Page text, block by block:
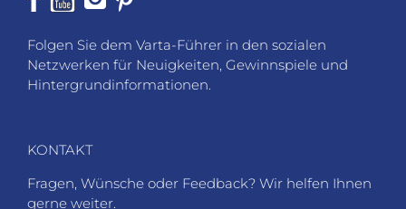
Folgen Sie dem Varta-Führer in den sozialen
Netzwerken für Neuigkeiten, Gewinnspiele und
Hintergrundinformationen.
KONTAKT
Fragen, Wünsche oder Feedback? Wir helfen Ihnen
gerne weiter.